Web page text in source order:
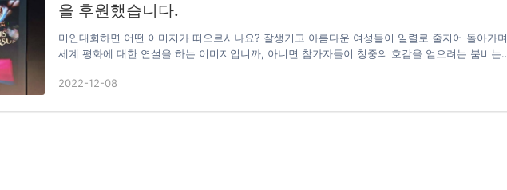
을 후원했습니다.
미인대회하면 어떤 이미지가 떠오르시나요? 잘생기고 아름다운 여성들이 일렬로 줄지어 돌아가며
세계 평화에 대한 연설을 하는 이미지입니까, 아니면 참가자들이 청중의 호감을 얻으려는 붐비는
러분의 인식을 뒤집을 것입니다. 평등권에 대한 국제적 인식이 높아지면서 영향력 있는 Mr./Miss
2022-12-08